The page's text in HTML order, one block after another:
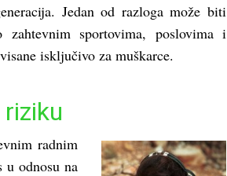
Jedan od razloga može biti
sportovima, poslovima i
isključivo za muškarce.
radnim
u odnosu na